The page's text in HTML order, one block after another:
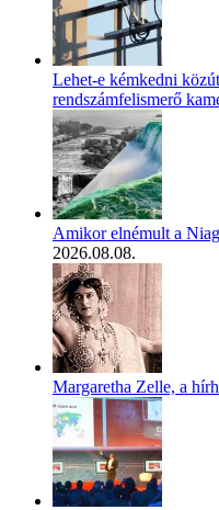
Lehet-e kémkedni
rendszámfelismerő
Amikor elnémult a
2026.08.08.
Margaretha Zelle, a